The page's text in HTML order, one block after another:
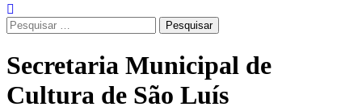
Pesquisar
por:
Secretaria Municipal de
Cultura de São Luís